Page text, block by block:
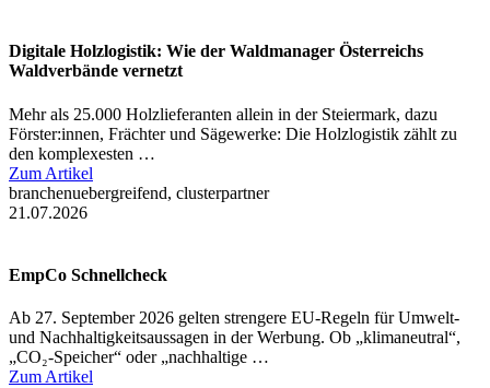
Digitale Holzlogistik: Wie der Waldmanager Österreichs
Waldverbände vernetzt
Mehr als 25.000 Holzlieferanten allein in der Steiermark, dazu
Förster:innen, Frächter und Sägewerke: Die Holzlogistik zählt zu
den komplexesten …
Zum Artikel
branchenuebergreifend, clusterpartner
21.07.2026
EmpCo Schnellcheck
Ab 27. September 2026 gelten strengere EU-Regeln für Umwelt-
und Nachhaltigkeitsaussagen in der Werbung. Ob „klimaneutral“,
„CO₂-Speicher“ oder „nachhaltige …
Zum Artikel